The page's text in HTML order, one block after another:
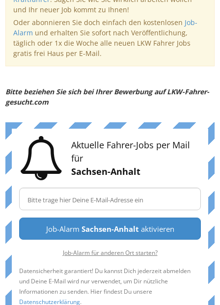
und Ihr neuer Job kommt zu Ihnen!
Oder abonnieren Sie doch einfach den kostenlosen Job-
Alarm und erhalten Sie sofort nach Veröffentlichung,
täglich oder 1x die Woche alle neuen LKW Fahrer Jobs
gratis frei Haus per E-Mail.
Bitte beziehen Sie sich bei Ihrer Bewerbung auf LKW-Fahrer-
gesucht.com
Aktuelle Fahrer-Jobs per Mail
für
Sachsen-Anhalt
Job-Alarm Sachsen-Anhalt aktivieren
Job-Alarm für anderen Ort starten?
Datensicherheit garantiert! Du kannst Dich jederzeit abmelden
und Deine E-Mail wird nur verwendet, um Dir nützliche
Informationen zu senden. Hier findest Du unsere
Datenschutzerklärung.